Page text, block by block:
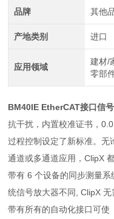
品牌 其他
产地类别 进口
应用领域
建材/
零部
BM40IE EtherCAT接口信
抗干扰，内置校准证书，
过程控制设定了新标准。无
通道或多通道应用，ClipX
带有 6 个设备的同步测量
统信号放大器不同, ClipX 无
带有所有的自动化接口可使